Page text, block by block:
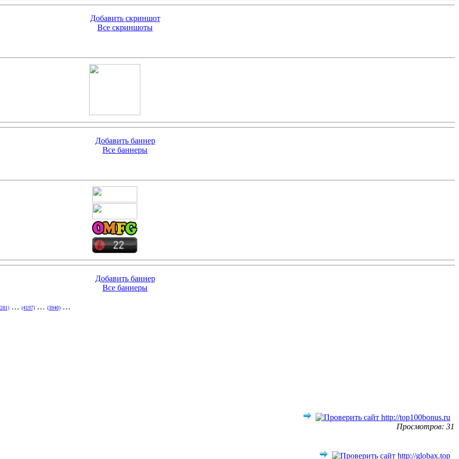
Добавить скриншот
Все скриншоты
Добавить баннер
Все баннеры
Добавить баннер
Все баннеры
(3940)…
Просмотров: 31